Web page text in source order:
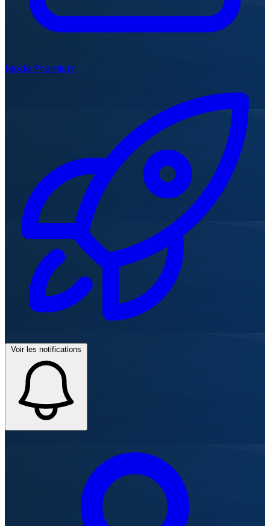
Mode Premium
Voir les notifications